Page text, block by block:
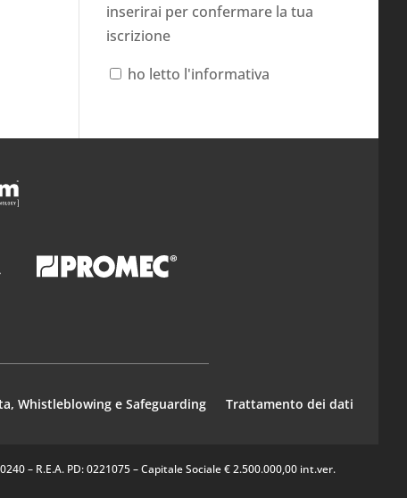
inserirai per confermare la tua
iscrizione
ho letto l'informativa
Whistleblowing e Safeguarding Trattamento dei dati
– R.E.A. PD: 0221075 – Capitale Sociale € 2.500.000,00 int.ver.